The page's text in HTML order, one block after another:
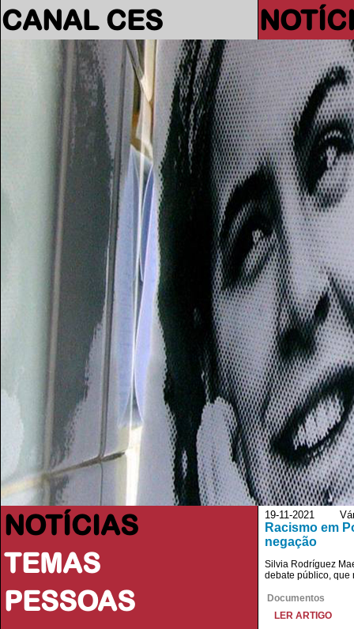
CANAL CES
NOTÍCIAS
TEMAS
PESSOAS
19-11-2021
Racismo em
negação
Silvia Rodríguez
debate público, que
Documentos
LER ARTIGO